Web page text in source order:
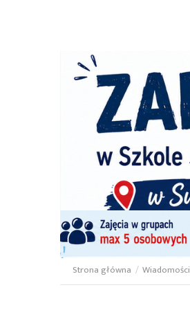
Ścieżka
Strona główna / Wiadomości